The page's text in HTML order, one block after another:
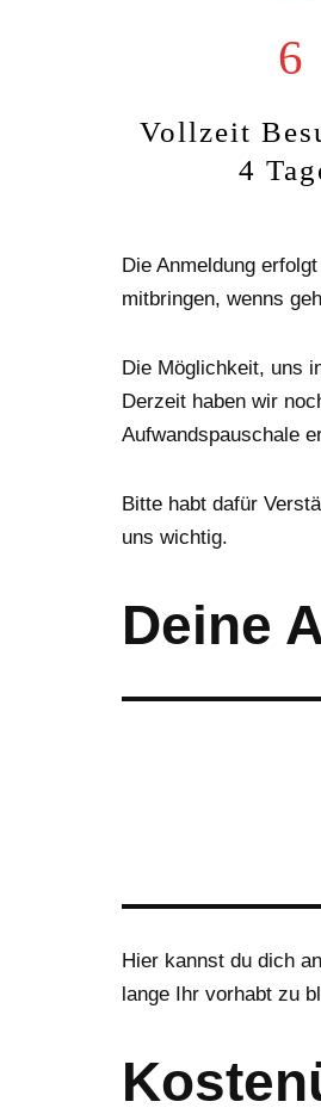
6
Vollzeit
4
Die Anmeldung
mitbringen, wenns
Die Möglichkeit, uns
Derzeit haben wir
Aufwandspauschale
Bitte habt dafür
uns wichtig.
Deine
Hier kannst du dich
lange Ihr vorhabt zu